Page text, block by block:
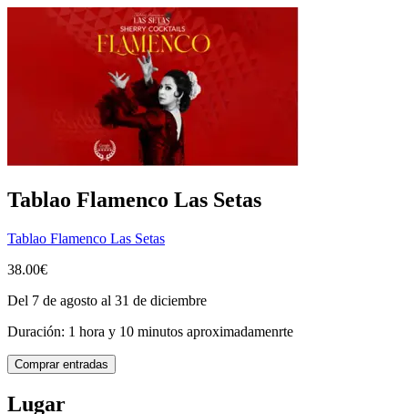
Tablao Flamenco Las Setas
Tablao Flamenco Las Setas
38.00€
Del 7 de agosto al 31 de diciembre
Duración: 1 hora y 10 minutos aproximadamenrte
Comprar entradas
Lugar